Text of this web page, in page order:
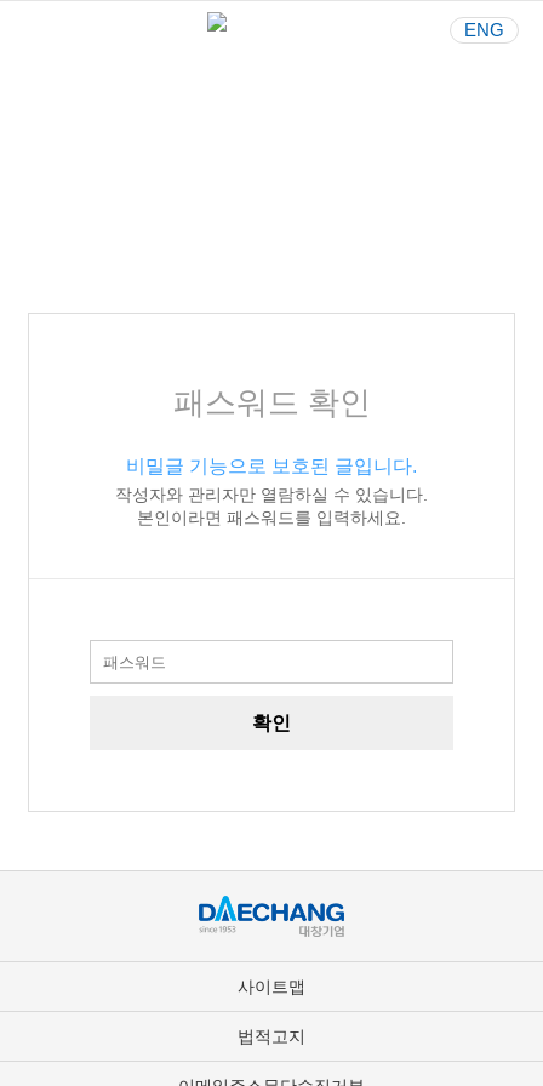
ENG
패스워드 확인
비밀글 기능으로 보호된 글입니다.
작성자와 관리자만 열람하실 수 있습니다.
본인이라면 패스워드를 입력하세요.
사이트맵
법적고지